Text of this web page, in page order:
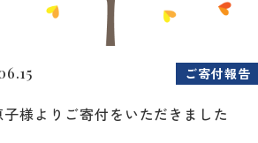
ご寄付報告
子様よりご寄付をいただきました